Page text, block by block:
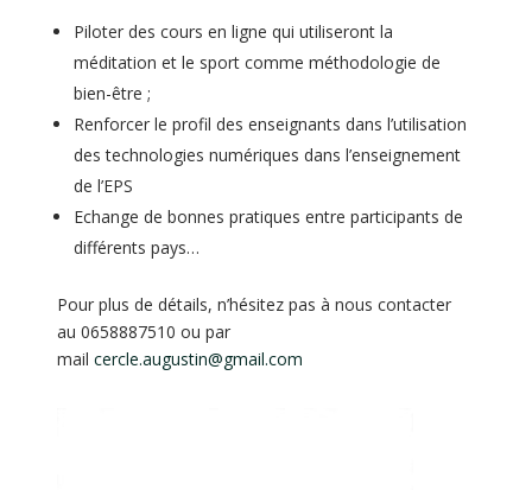
Piloter des cours en ligne qui utiliseront la
méditation et le sport comme méthodologie de
bien-être ;
Renforcer le profil des enseignants dans l’utilisation
des technologies numériques dans l’enseignement
de l’EPS
Echange de bonnes pratiques entre participants de
différents pays…
Pour plus de détails, n’hésitez pas à nous contacter
au 0658887510 ou par
mail cercle.augustin@gmail.com